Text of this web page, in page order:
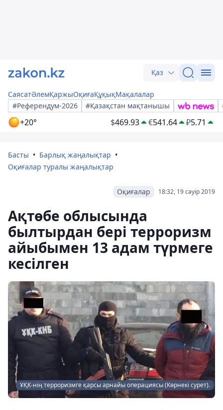
Қаз
СаясатӘлемҚаржыОқиғаҚұқықМақалалар
#Референдум-2026
#Қазақстан мақтанышы
+20° $469.93 €541.64 ₽5.71
Басты
Барлық жаңалықтар
Оқиғалар туралы жаңалықтар
18:32, 19 сәуір 2019
Оқиғалар
Ақтөбе облысында
былтырдан бері терроризм
айыбымен 13 адам түрмеге
кесілген
ҰҚК-нің терроризмге қарсы арнайы операциясы (Көрнекі сурет).